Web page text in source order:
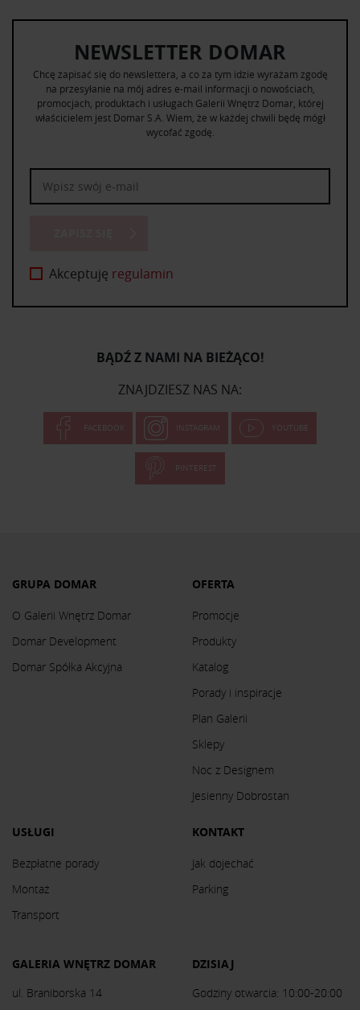
NEWSLETTER DOMAR
Chcę zapisać się do newslettera, a co za tym idzie wyrażam zgodę
na przesyłanie na mój adres e-mail informacji o nowościach,
promocjach, produktach i usługach Galerii Wnętrz Domar, której
właścicielem jest Domar S.A. Wiem, że w każdej chwili będę mógł
wycofać zgodę.
Akceptuję regulamin
BĄDŹ Z NAMI NA BIEŻĄCO!
ZNAJDZIESZ NAS NA:
FACEBOOK INSTAGRAM YOUTUBE
PINTEREST
GRUPA DOMAR
O Galerii Wnętrz Domar
Domar Development
Domar Spółka Akcyjna
OFERTA
Promocje
Produkty
Katalog
Porady i inspiracje
Plan Galerii
Sklepy
Noc z Designem
Jesienny Dobrostan
USŁUGI
Bezpłatne porady
Montaż
Transport
KONTAKT
Jak dojechać
Parking
GALERIA WNĘTRZ DOMAR
ul. Braniborska 14
DZISIAJ
Godziny otwarcia: 10:00-20:00